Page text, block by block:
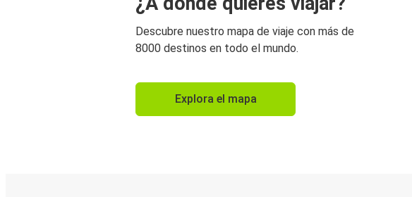
Descubre nuestro mapa de viaje con más de
8000 destinos en todo el mundo.
Explora el mapa